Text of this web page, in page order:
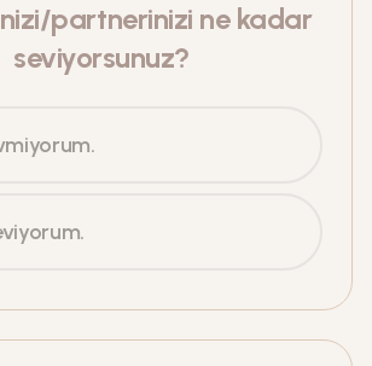
partnerinizi ne kadar
seviyorsunuz?